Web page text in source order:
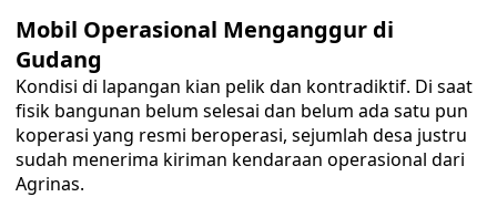
Mobil Operasional Menganggur di
Gudang
Kondisi di lapangan kian pelik dan kontradiktif. Di saat
fisik bangunan belum selesai dan belum ada satu pun
koperasi yang resmi beroperasi, sejumlah desa justru
sudah menerima kiriman kendaraan operasional dari
Agrinas.